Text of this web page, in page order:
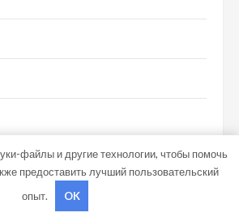
файлы и другие технологии, чтобы помочь
предоставить лучший пользовательский
опыт.
OK